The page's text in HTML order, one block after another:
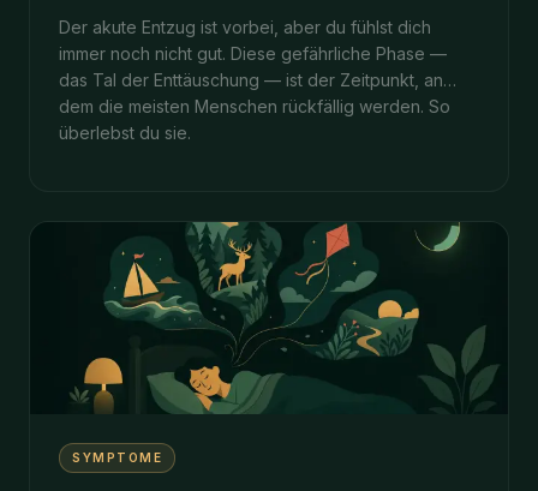
Der akute Entzug ist vorbei, aber du fühlst dich
immer noch nicht gut. Diese gefährliche Phase —
das Tal der Enttäuschung — ist der Zeitpunkt, an
dem die meisten Menschen rückfällig werden. So
überlebst du sie.
25. Januar 2026
SYMPTOME